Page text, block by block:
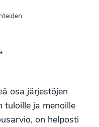
osa järjestöjen
tuloille ja menoille
on helposti